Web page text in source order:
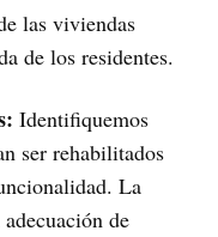
las viviendas
de los residentes.
Identifiquemos
ser rehabilitados
La
de